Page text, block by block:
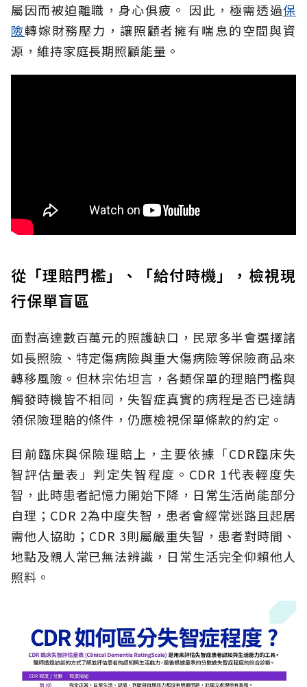
屬因而被迫離職，身心俱疲。 因此，極需透過保
險轉嫁財務壓力，讓照顧者擁有喘息的空間與資
源，維持家庭長期照顧能量。
從「理賠門檻」、「給付時機」，檢視現
行保單盲區
面對高達數百萬元的照護缺口，民眾多半會選擇諸
如長照險、特定傷病險與重大傷病險等保險商品來
轉移風險。但林宗佑坦言，各類保單的理賠門檻與
觸發時機皆不相同，失智症真實的病程是否已達請
領保險理賠的條件，仍應檢視保單條款的約定。
目前臨床與保險理賠上，主要依據「CDR臨床失
智評估量表」判定失智程度。CDR 1代表輕度失
智，此時患者記憶力開始下降，日常生活尚能部分
自理；CDR 2為中度失智，患者會經常迷路且起居
需他人協助；CDR 3則屬嚴重失智，患者對時間、
地點及親人常已無法辨識，日常生活完全仰賴他人
照料。